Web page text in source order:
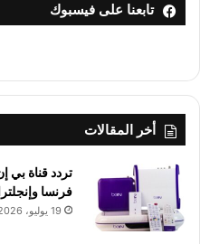
تابعنا على فيسبوك
أخر المقالات
تردد قناة بي
فرنسا
19 يوليو، 2026